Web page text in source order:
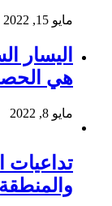
مايو 15, 2022
اليسار
هي
مايو 8, 2022
تداعيات
والمنطقة